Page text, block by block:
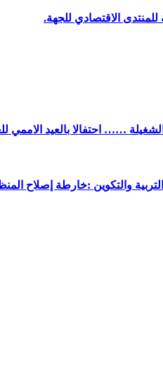
الاقتصادي للجهة.
…… احتفالا بالعيد الاممي
والتكوين :خارطة إصلاح